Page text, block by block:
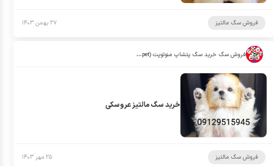
فروش سگ مالتیز ۲۷ بهمن ۱۴۰۳
فروش سگ خرید سگ پتشاپ منوتوپت (manotopet)
خرید سگ مالتیز عروسکی
فروش سگ مالتیز ۲۵ مهر ۱۴۰۳